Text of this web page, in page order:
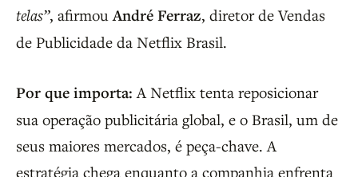
telas”, afirmouAndré Ferraz, diretor de Vendas
de Publicidade da Netflix Brasil.
Por que importa: A Netflix tenta reposicionar
sua operação publicitária global, e o Brasil, um de
seus maiores mercados, é peça-chave. A
estratégia chega enquanto a companhia enfrenta